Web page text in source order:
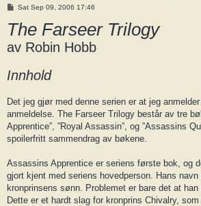
P
s
Sat Sep 09, 2006 17:46
The Farseer Trilogy
av Robin Hobb
Innhold
Det jeg gjør med denne serien er at jeg
anmeldelse. The Farseer Trilogy består av tre
Apprentice”, ”Royal Assassin”, og ”Assassins
spoilerfritt sammendrag av bøkene.
Assassins Apprentice er seriens første bok, og
gjort kjent med seriens hovedperson. Hans
kronprinsens sønn. Problemet er bare det at
Dette er et hardt slag for kronprins Chivalry,